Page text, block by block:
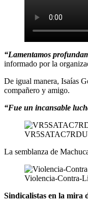
“Lamentamos
informado por la
De igual manera, Isaías
compañero y amigo.
“Fue un incansable
La semblanza de
Violencia-Contra-
Sindicalistas en la mira